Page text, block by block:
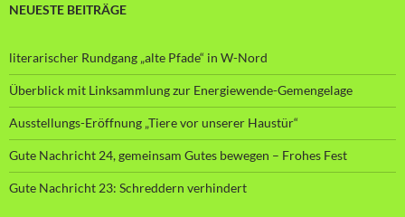
NEUESTE BEITRÄGE
literarischer Rundgang „alte Pfade“ in W-Nord
Überblick mit Linksammlung zur Energiewende-Gemengelage
Ausstellungs-Eröffnung „Tiere vor unserer Haustür“
Gute Nachricht 24, gemeinsam Gutes bewegen – Frohes Fest
Gute Nachricht 23: Schreddern verhindert